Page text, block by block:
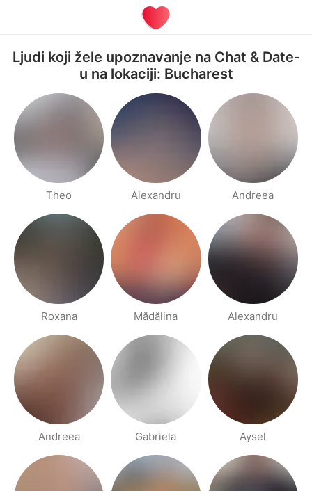
Ljudi koji žele upoznavanje na Chat & Date-
u na lokaciji: Bucharest
Theo Alexandru Andreea
Roxana Mădălina Alexandru
Andreea Gabriela Aysel